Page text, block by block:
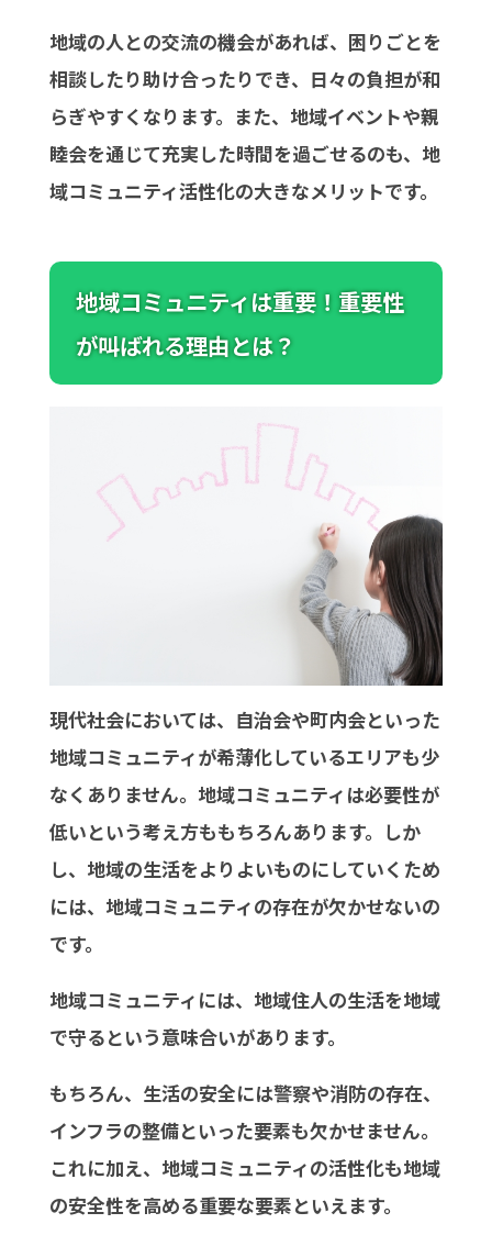
地域の人との交流の機会があれば、困りごとを
相談したり助け合ったりでき、日々の負担が和
らぎやすくなります。また、地域イベントや親
睦会を通じて充実した時間を過ごせるのも、地
域コミュニティ活性化の大きなメリットです。
地域コミュニティは重要！重要性
が叫ばれる理由とは？
現代社会においては、自治会や町内会といった
地域コミュニティが希薄化しているエリアも少
なくありません。地域コミュニティは必要性が
低いという考え方ももちろんあります。しか
し、地域の生活をよりよいものにしていくため
には、地域コミュニティの存在が欠かせないの
です。
地域コミュニティには、地域住人の生活を地域
で守るという意味合いがあります。
もちろん、生活の安全には警察や消防の存在、
インフラの整備といった要素も欠かせません。
これに加え、地域コミュニティの活性化も地域
の安全性を高める重要な要素といえます。